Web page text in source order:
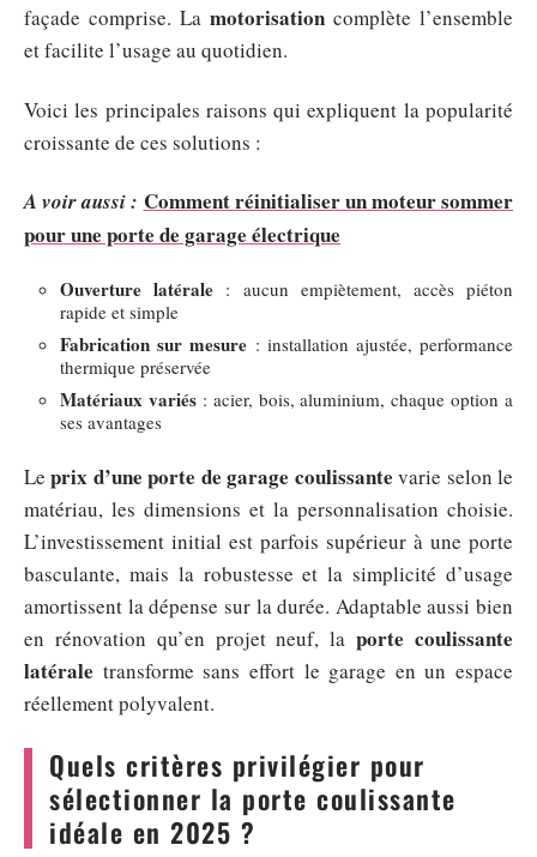
façade comprise. La motorisation complète l’ensemble
et facilite l’usage au quotidien.
Voici les principales raisons qui expliquent la popularité
croissante de ces solutions :
A voir aussi : Comment réinitialiser un moteur sommer
pour une porte de garage électrique
Ouverture latérale : aucun empiètement, accès piéton
rapide et simple
Fabrication sur mesure : installation ajustée, performance
thermique préservée
Matériaux variés: acier, bois, aluminium, chaque option a
ses avantages
Leprix d’une porte de garage coulissante varie selon le
matériau, les dimensions et la personnalisation choisie.
L’investissement initial est parfois supérieur à une porte
basculante, mais la robustesse et la simplicité d’usage
amortissent la dépense sur la durée. Adaptable aussi bien
en rénovation qu’en projet neuf, laporte coulissante
latérale transforme sans effort le garage en un espace
réellement polyvalent.
Quels critères privilégier pour
sélectionner la porte coulissante
idéale en 2025 ?